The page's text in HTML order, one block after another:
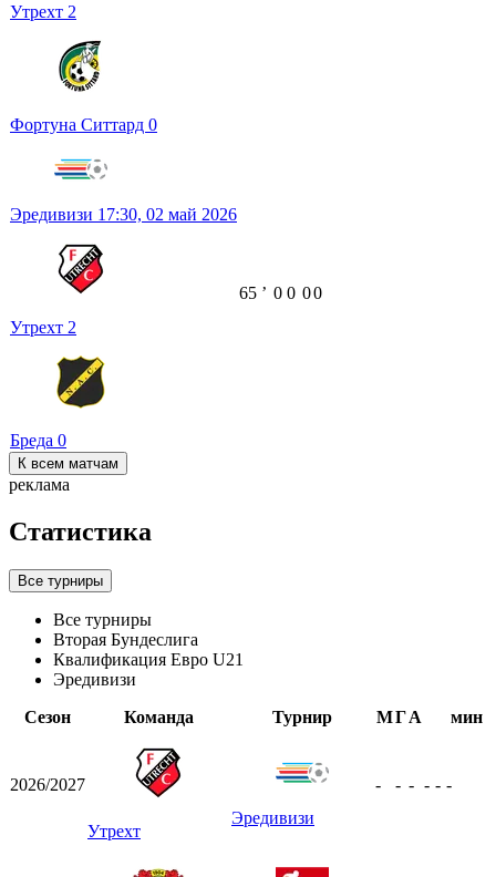
Утрехт 2
Фортуна Ситтард 0
Эредивизи 17:30, 02 май 2026
Утрехт 2
Бреда 0
65 ʼ 0 0 00
К всем матчам
реклама
Статистика
Все турниры
Все турниры
Вторая Бундеслига
Квалификация Евро U21
Эредивизи
Сезон
Команда Турнир МГА мин
2026/2027
Утрехт
Эредивизи
- - - - - -